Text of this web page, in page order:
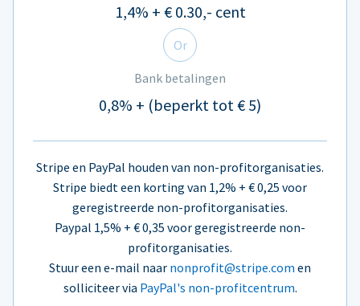
1,4% + € 0.30,- cent
Or
Bank betalingen
0,8% + (beperkt tot € 5)
Stripe en PayPal houden van non-profitorganisaties.
Stripe biedt een korting van 1,2% + € 0,25 voor
geregistreerde non-profitorganisaties.
Paypal 1,5% + € 0,35 voor geregistreerde non-
profitorganisaties.
Stuur een e-mail naar nonprofit@stripe.com en
solliciteer via PayPal's non-profitcentrum.